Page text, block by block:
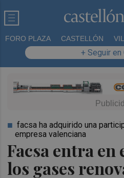
FORO PLAZA CASTELLÓN
+ Seguir en
Facsa entra en
los gases
facsa ha adquirido una
empresa valenciana